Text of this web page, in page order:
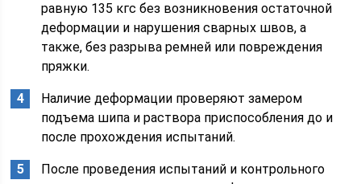
равную 135 кгс без возникновения остаточной
деформации и нарушения сварных швов, а
также, без разрыва ремней или повреждения
пряжки.
Наличие деформации проверяют замером
подъема шипа и раствора приспособления до и
после прохождения испытаний.
После проведения испытаний и контрольного